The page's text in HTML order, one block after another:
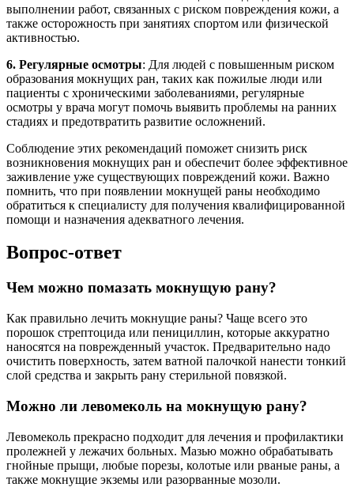
выполнении работ, связанных с риском повреждения кожи, а
также осторожность при занятиях спортом или физической
активностью.
6. Регулярные осмотры: Для людей с повышенным риском
образования мокнущих ран, таких как пожилые люди или
пациенты с хроническими заболеваниями, регулярные
осмотры у врача могут помочь выявить проблемы на ранних
стадиях и предотвратить развитие осложнений.
Соблюдение этих рекомендаций поможет снизить риск
возникновения мокнущих ран и обеспечит более эффективное
заживление уже существующих повреждений кожи. Важно
помнить, что при появлении мокнущей раны необходимо
обратиться к специалисту для получения квалифицированной
помощи и назначения адекватного лечения.
Вопрос-ответ
Чем можно помазать мокнущую рану?
Как правильно лечить мокнущие раны? Чаще всего это
порошок стрептоцида или пенициллин, которые аккуратно
наносятся на поврежденный участок. Предварительно надо
очистить поверхность, затем ватной палочкой нанести тонкий
слой средства и закрыть рану стерильной повязкой.
Можно ли левомеколь на мокнущую рану?
Левомеколь прекрасно подходит для лечения и профилактики
пролежней у лежачих больных. Мазью можно обрабатывать
гнойные прыщи, любые порезы, колотые или рваные раны, а
также мокнущие экземы или разорванные мозоли.